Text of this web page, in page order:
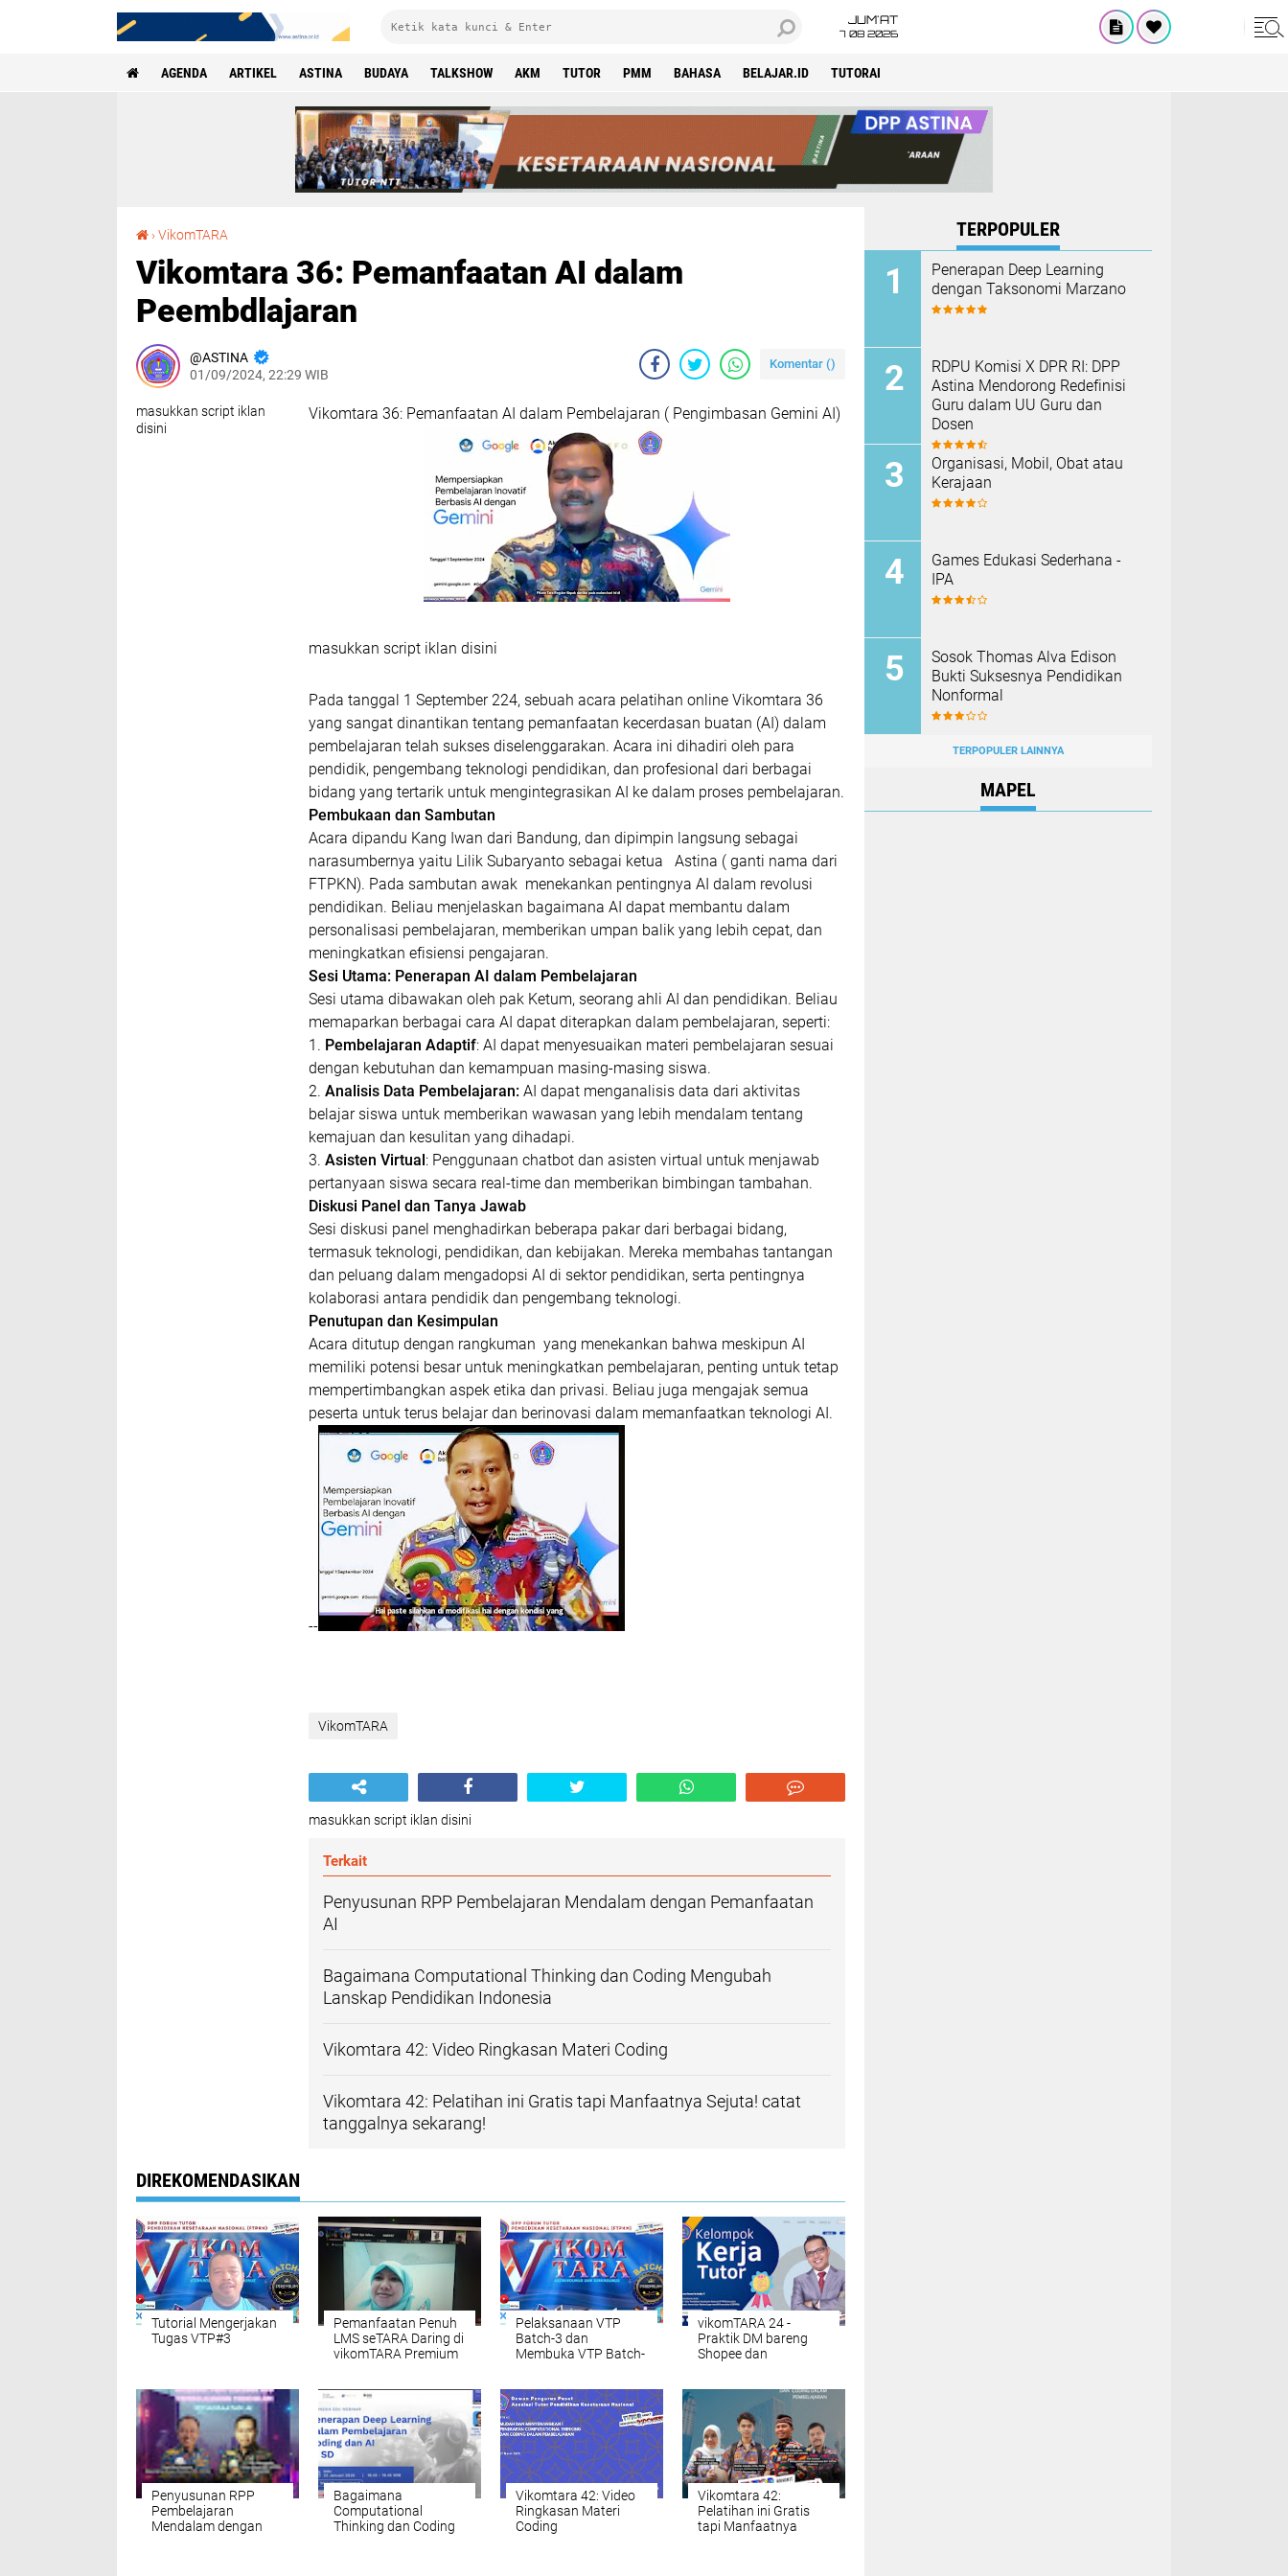
JUM'AT
7 08 2026
AGENDA ARTIKEL ASTINA BUDAYA TALKSHOW AKM TUTOR PMM BAHASA BELAJAR.ID TUTORAI
›VikomTARA
Vikomtara 36: Pemanfaatan AI dalam
Peembdlajaran
ASTINA
01/09/2024, 22:29 WIB
Komentar ()
masukkan script iklan
disini
Vikomtara 36: Pemanfaatan AI dalam Pembelajaran ( Pengimbasan Gemini AI)
masukkan script iklan disini
Pada tanggal 1 September 224, sebuah acara pelatihan online Vikomtara 36
yang sangat dinantikan tentang pemanfaatan kecerdasan buatan (AI) dalam
pembelajaran telah sukses diselenggarakan. Acara ini dihadiri oleh para
pendidik, pengembang teknologi pendidikan, dan profesional dari berbagai
bidang yang tertarik untuk mengintegrasikan AI ke dalam proses pembelajaran.
Pembukaan dan Sambutan
Acara dipandu Kang Iwan dari Bandung, dan dipimpin langsung sebagai
narasumbernya yaitu Lilik Subaryanto sebagai ketua Astina ( ganti nama dari
FTPKN). Pada sambutan awak menekankan pentingnya AI dalam revolusi
pendidikan. Beliau menjelaskan bagaimana AI dapat membantu dalam
personalisasi pembelajaran, memberikan umpan balik yang lebih cepat, dan
meningkatkan efisiensi pengajaran.
Sesi Utama: Penerapan AI dalam Pembelajaran
Sesi utama dibawakan oleh pak Ketum, seorang ahli AI dan pendidikan. Beliau
memaparkan berbagai cara AI dapat diterapkan dalam pembelajaran, seperti:
1. Pembelajaran Adaptif: AI dapat menyesuaikan materi pembelajaran sesuai
dengan kebutuhan dan kemampuan masing-masing siswa.
2. Analisis Data Pembelajaran: AI dapat menganalisis data dari aktivitas
belajar siswa untuk memberikan wawasan yang lebih mendalam tentang
kemajuan dan kesulitan yang dihadapi.
3. Asisten Virtual: Penggunaan chatbot dan asisten virtual untuk menjawab
pertanyaan siswa secara real-time dan memberikan bimbingan tambahan.
Diskusi Panel dan Tanya Jawab
Sesi diskusi panel menghadirkan beberapa pakar dari berbagai bidang,
termasuk teknologi, pendidikan, dan kebijakan. Mereka membahas tantangan
dan peluang dalam mengadopsi AI di sektor pendidikan, serta pentingnya
kolaborasi antara pendidik dan pengembang teknologi.
Penutupan dan Kesimpulan
Acara ditutup dengan rangkuman yang menekankan bahwa meskipun AI
memiliki potensi besar untuk meningkatkan pembelajaran, penting untuk tetap
mempertimbangkan aspek etika dan privasi. Beliau juga mengajak semua
peserta untuk terus belajar dan berinovasi dalam memanfaatkan teknologi AI.
--
VikomTARA
masukkan script iklan disini
Terkait
Penyusunan RPP Pembelajaran Mendalam dengan Pemanfaatan
AI
Bagaimana Computational Thinking dan Coding Mengubah
Lanskap Pendidikan Indonesia
Vikomtara 42: Video Ringkasan Materi Coding
Vikomtara 42: Pelatihan ini Gratis tapi Manfaatnya Sejuta! catat
tanggalnya sekarang!
DIREKOMENDASIKAN
Tutorial Mengerjakan
Tugas VTP#3
Pemanfaatan Penuh
LMS seTARA Daring di
vikomTARA Premium
Pelaksanaan VTP
Batch-3 dan
Membuka VTP Batch-
vikomTARA 24 -
Praktik DM bareng
Shopee dan
Penyusunan RPP
Pembelajaran
Mendalam dengan
Bagaimana
Computational
Thinking dan Coding
Vikomtara 42: Video
Ringkasan Materi
Coding
Vikomtara 42:
Pelatihan ini Gratis
tapi Manfaatnya
TERPOPULER
Penerapan Deep Learning
dengan Taksonomi Marzano
RDPU Komisi X DPR RI: DPP
Astina Mendorong Redefinisi
Guru dalam UU Guru dan
Dosen
Organisasi, Mobil, Obat atau
Kerajaan
Games Edukasi Sederhana -
IPA
Sosok Thomas Alva Edison
Bukti Suksesnya Pendidikan
Nonformal
TERPOPULER LAINNYA
MAPEL